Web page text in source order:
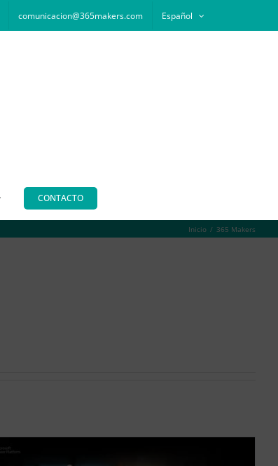
comunicacion@365makers.com Español
CONTACTO
Inicio 365 Makers